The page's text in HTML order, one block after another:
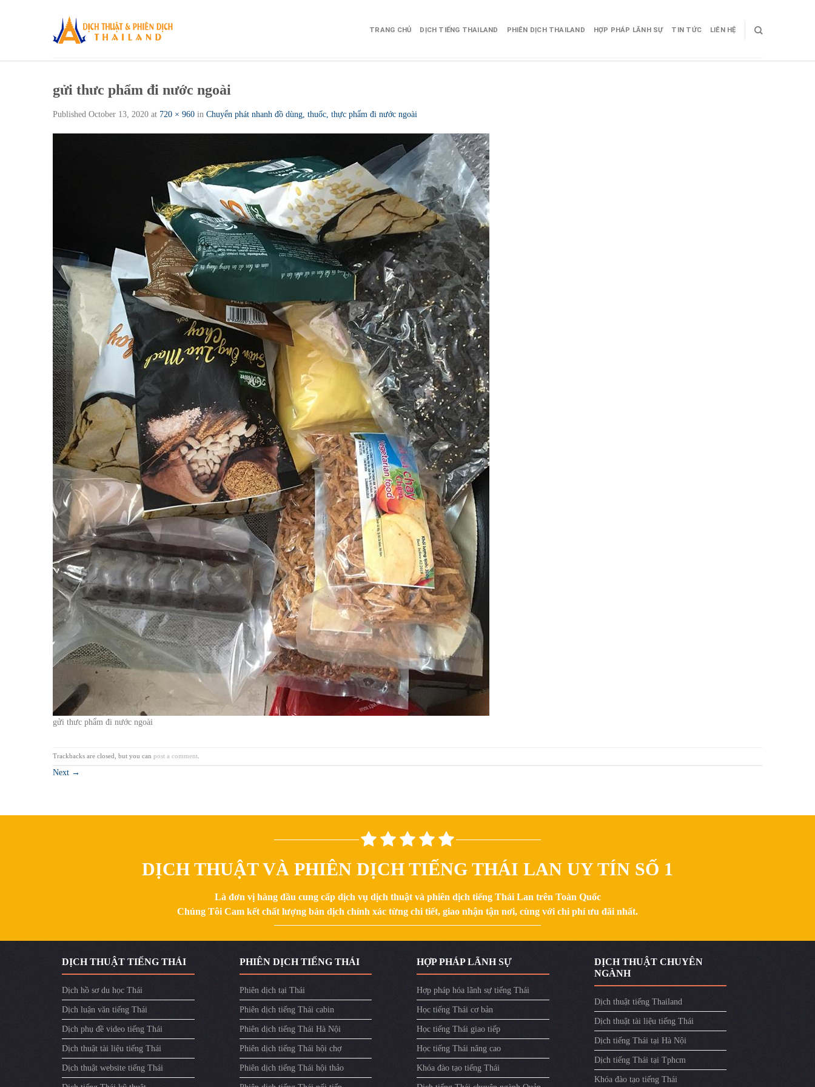
TRANG CHỦ DỊCH TIẾNG THAILAND PHIÊN DỊCH THAILAND HỢP PHÁP LÃNH SỰ TIN TỨC LIÊN HỆ
gửi thưc phẩm đi nước ngoài
Published October 13, 2020 at 720 × 960 in Chuyển phát nhanh đồ dùng, thuốc, thực phẩm đi nước ngoài
gửi thưc phẩm đi nước ngoài
Trackbacks are closed, but you can post a comment.
Next →
DỊCH THUẬT VÀ PHIÊN DỊCH TIẾNG THÁI LAN UY TÍN SỐ 1
Là đơn vị hàng đầu cung cấp dịch vụ dịch thuật và phiên dịch tiếng Thái Lan trên Toàn Quốc
Chúng Tôi Cam kết chất lượng bản dịch chính xác từng chi tiết, giao nhận tận nơi, cùng với chi phí ưu đãi nhất.
DỊCH THUẬT TIẾNG THÁI
Dịch hồ sơ du học Thái
Dịch luận văn tiếng Thái
Dịch phụ đề video tiếng Thái
Dịch thuật tài liệu tiếng Thái
Dịch thuật website tiếng Thái
PHIÊN DỊCH TIẾNG THÁI
Phiên dịch tại Thái
Phiên dịch tiếng Thái cabin
Phiên dịch tiếng Thái Hà Nội
Phiên dịch tiếng Thái hội chợ
Phiên dịch tiếng Thái hội thảo
HỢP PHÁP LÃNH SỰ
Hợp pháp hóa lãnh sự tiếng Thái
Học tiếng Thái cơ bản
Học tiếng Thái giao tiếp
Học tiếng Thái nâng cao
Khóa đào tạo tiếng Thái
DỊCH THUẬT CHUYÊN
NGÀNH
Dịch thuật tiếng Thailand
Dịch thuật tài liệu tiếng Thái
Dịch tiếng Thái tại Hà Nội
Dịch tiếng Thái tại Tphcm
Khóa đào tạo tiếng Thái